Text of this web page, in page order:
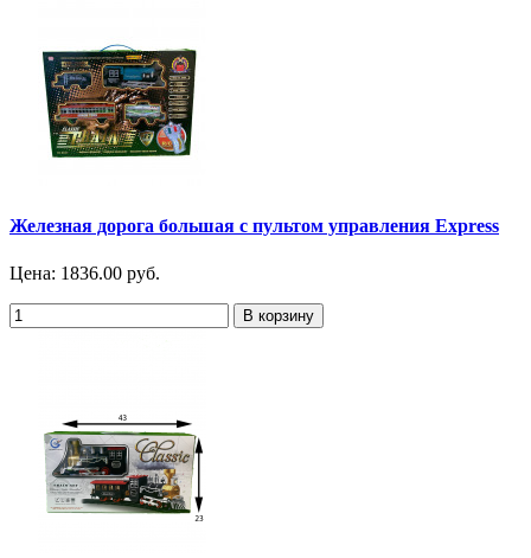
Железная дорога большая с пультом управления Express
Цена: 1836.00 руб.